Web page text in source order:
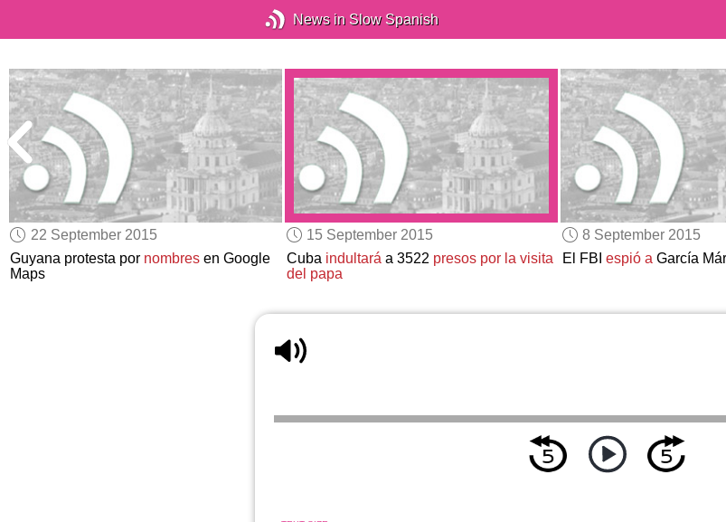
News in Slow Spanish
22 September 2015
Guyana protesta por nombres en Google
Maps
15 September 2015
Cuba indultaráa 3522 presos por la visita
del papa
8 September 2015
El FBI espió aGarcía